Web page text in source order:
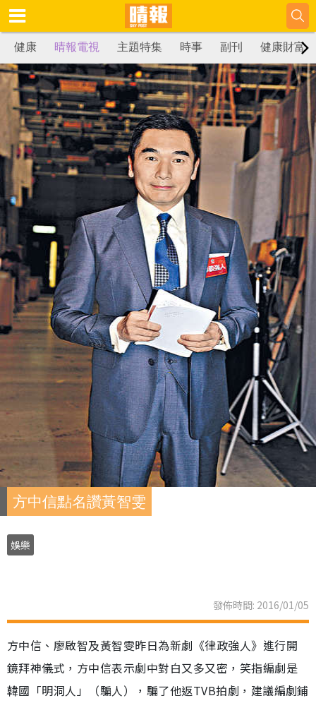
健康 晴報電視 主題特集 時事 副刊 健康財富
方中信點名讚黃智雯
娛樂
發佈時間: 2016/01/05
方中信、廖啟智及黃智雯昨日為新劇《律政強人》進行開
鏡拜神儀式，方中信表示劇中對白又多又密，笑指編劇是
韓國「明洞人」（騙人），騙了他返TVB拍劇，建議編劇鋪